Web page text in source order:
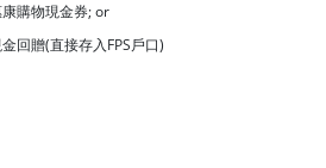
購物現金券; or
回贈(直接存入FPS戶口)